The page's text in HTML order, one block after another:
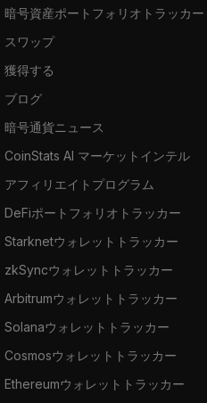
暗号資産ポートフォリオトラッカー
スワップ
獲得する
ブログ
暗号通貨ニュース
CoinStats AI マーケットインテル
アフィリエイトプログラム
DeFiポートフォリオトラッカー
Starknetウォレットトラッカー
zkSyncウォレットトラッカー
Arbitrumウォレットトラッカー
Solanaウォレットトラッカー
Cosmosウォレットトラッカー
Ethereumウォレットトラッカー